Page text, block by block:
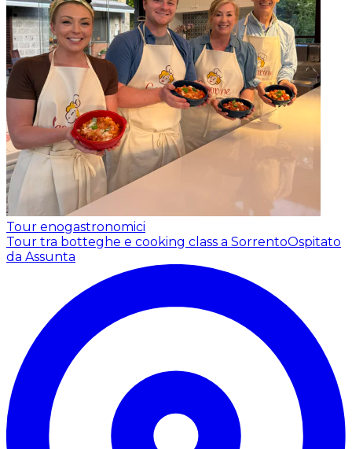
Tour enogastronomici
Tour tra botteghe e cooking class a SorrentoOspitato
da Assunta